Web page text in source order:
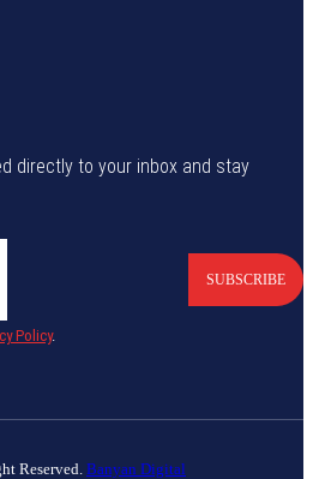
directly to your inbox and stay
SUBSCRIBE
Policy.
Reserved. Banyan Digital